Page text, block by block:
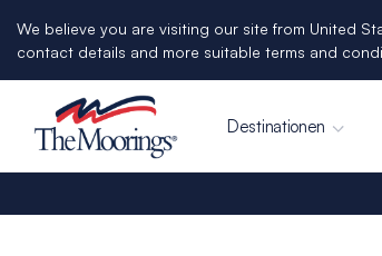
We believe you are visiting our site from United
contact details and more suitable terms and
Destinationen